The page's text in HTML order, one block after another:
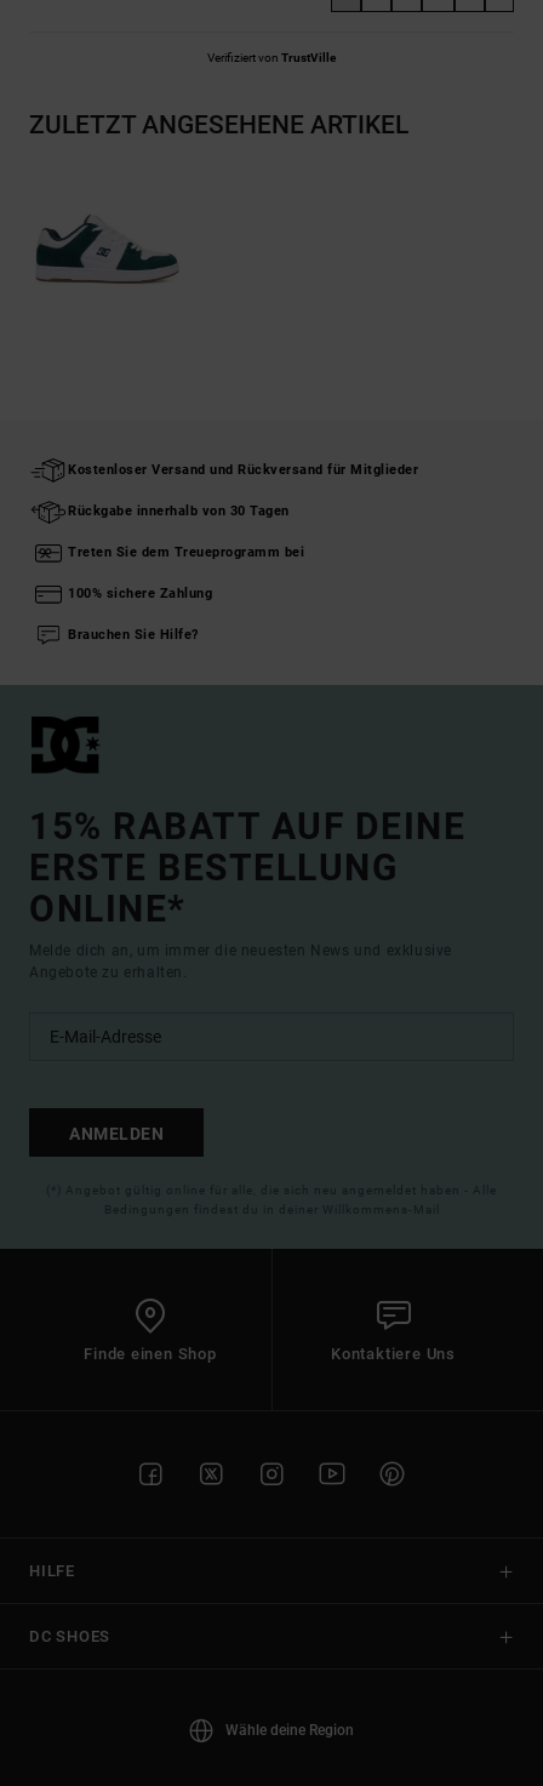
Verifiziert von TrustVille
ZULETZT ANGESEHENE ARTIKEL
Kostenloser Versand und Rückversand für Mitglieder
Rückgabe innerhalb von 30 Tagen
Treten Sie dem Treueprogramm bei
100% sichere Zahlung
Brauchen Sie Hilfe?
15% RABATT AUF DEINE
ERSTE BESTELLUNG
ONLINE*
Melde dich an, um immer die neuesten News und exklusive
Angebote zu erhalten.
ANMELDEN
(*) Angebot gültig online für alle, die sich neu angemeldet haben - Alle
Bedingungen findest du in deiner Willkommens-Mail
Finde einen Shop Kontaktiere Uns
HILFE
DC SHOES
Wähle deine Region